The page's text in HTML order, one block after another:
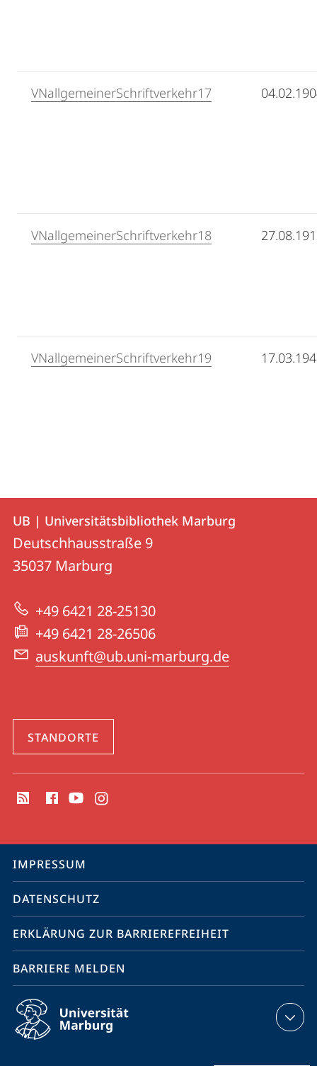
VNallgemeinerSchriftverkehr17
VNallgemeinerSchriftverkehr18
VNallgemeinerSchriftverkehr19
Kontakt
und
Informationen
zur
Website
Kontaktinformationen
UB
|
Universitätsbibliothek
Marburg
UB | Universitätsbibliothek Marburg
Deutschhausstraße 9
35037 Marburg
+49 6421 28-25130
+49 6421 28-26506
auskunft@ub.uni-marburg.de
STANDORTE
Media
Service-
Navigation
IMPRESSUM
DATENSCHUTZ
ERKLÄRUNG ZUR BARRIEREFREIHEIT
BARRIERE MELDEN